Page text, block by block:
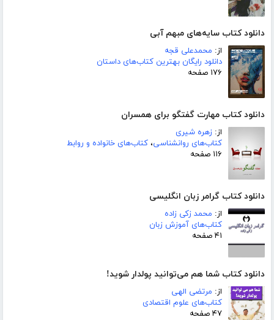
دانلود کتاب سایه‌های مبهم آبی
از: محمدعلی قجه
دانلود رایگان بهترین کتاب‌های داستان
۱۷۶ صفحه
دانلود کتاب مهارت گفتگو برای همسران
از: زهره شیری
کتاب‌های روانشناسی، کتاب‌های خانواده و روابط
۱۱۶ صفحه
دانلود کتاب گرامر زبان انگلیسی
از: محمد زکی زاده
کتاب‌های آموزش زبان
۴۱ صفحه
دانلود کتاب شما هم می‌توانید پولدار شوید!
از: مرتضی الهی
کتاب‌های علوم اقتصادی
۴۷ صفحه